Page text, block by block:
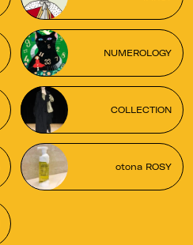
NUMEROLOGY
COLLECTION
otona ROSY